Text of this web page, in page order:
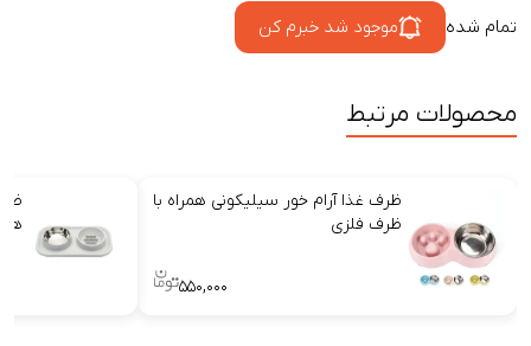
تمام شده موجود شد خبرم کن
محصولات مرتبط
ظرف غذا آرام خور سیلیکونی همراه با
ظرف فلزی
۵۵۰,۰۰۰